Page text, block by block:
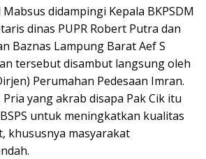
didampingi Kepala BKPSDM
dinas PUPR Robert Putra dan
Baznas Lampung Barat Aef S
tersebut disambut langsung oleh
Perumahan Pedesaan Imran.
yang akrab disapa Pak Cik itu
untuk meningkatkan kualitas
khususnya masyarakat